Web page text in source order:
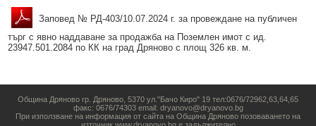
Общинско предприятие Чисто Дряново
Общинско предприятие Зелено Дряново
Култура
Заповед № РД-403/10.07.2024 г. за провеждане на публичен
търг с явно наддаване за продажба на Поземлен имот с ид.
23947.501.2084 по КК на град Дряново с площ 326 кв. м.
COVID-19 (Коронавирус)
Приют за безстопанствени кучета
Новини
Обяви и съобщения
Община Дряново гр. Дряново, 5370 ул."Бачо Киро" 19 тел:0676/72962,63,64,65
факс: 0676/74303 email: dryanovo@dryanovo.bg
При използване на информация от сайта на Община Дряново позоваването на